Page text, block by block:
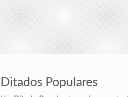
Ditados Populares